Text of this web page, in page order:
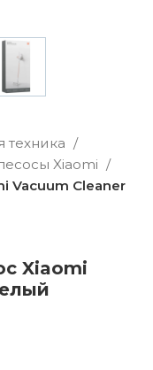
техника
Xiaomi
Vacuum Cleaner
Xiaomi